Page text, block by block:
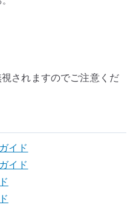
されますのでご注意くだ
イド
イド